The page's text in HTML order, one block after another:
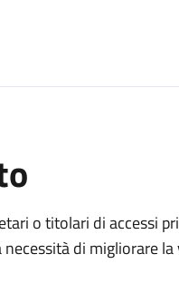
o titolari di accessi
di migliorare